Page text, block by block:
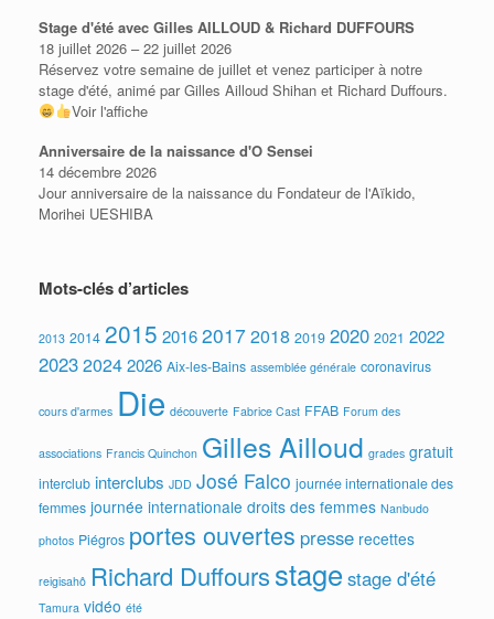
Stage d'été avec Gilles AILLOUD & Richard DUFFOURS
18 juillet 2026 – 22 juillet 2026
Réservez votre semaine de juillet et venez participer à notre
stage d'été, animé par Gilles Ailloud Shihan et Richard Duffours.
Voir l'affiche
Anniversaire de la naissance d'O Sensei
14 décembre 2026
Jour anniversaire de la naissance du Fondateur de l'Aïkido,
Morihei UESHIBA
Mots-clés d’articles
2013 2014 2015 20162017 2018 2019 2020 2021 2022
202320242026 Aix-les-Bains assemblée générale coronavirus
cours d'armes Die découverte Fabrice Cast FFAB Forum des
associations Francis Quinchon Gilles Ailloud grades gratuit
interclub interclubs JDD José Falco journée internationale des
femmes journée internationale droits des femmes Nanbudo
photos Piégros portes ouvertes presse recettes
reigisahô Richard Duffoursstage stage d'été
Tamura vidéo été